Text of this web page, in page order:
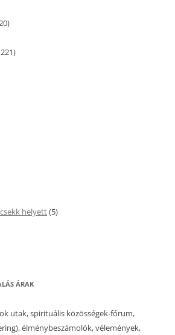
helyett(5)
ÁRAK
utak, spirituális közösségek-fórum,
élménybeszámolók, vélemények,